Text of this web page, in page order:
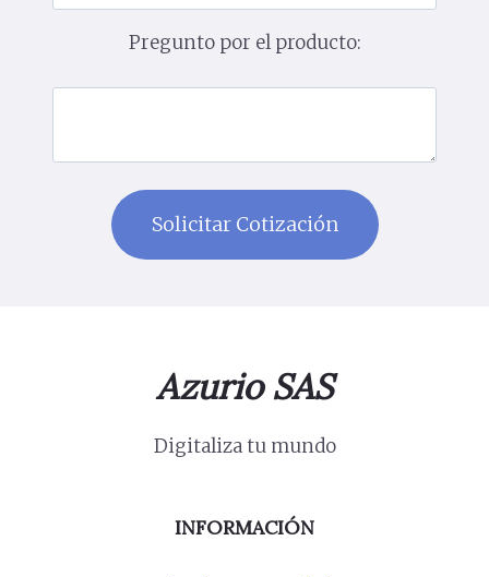
Pregunto por el producto:
Azurio SAS
Digitaliza tu mundo
INFORMACIÓN